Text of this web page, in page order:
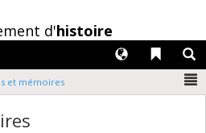
d'histoire
Liens
Langues
et mémoires